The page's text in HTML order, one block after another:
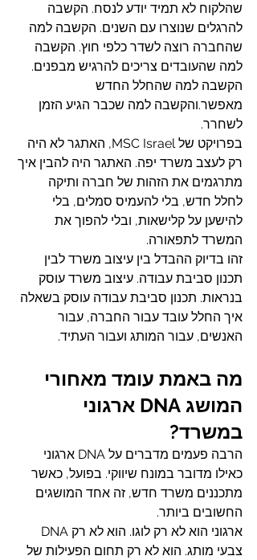
שהלקוח לא תמיד יודע לנסח. הקשבה
להרגלים שנוצרו עם השנים. הקשבה למה
שהחברה רוצה לשדר כלפי חוץ. הקשבה
למה שהעובדים צריכים להרגיש מבפנים.
הקשבה למה שהחלל החדש
מאפשר.והקשבה למה שכבר הגיע הזמן
לשחרר.
בפרויקט של MSC Israel, האתגר לא היה
רק לעצב משרד יפה. האתגר היה להבין איך
מתרגמים את הזהות של חברה ותיקה
לחלל חדש, בלי להעמיס סמלים, בלי
להישען על קלישאות, ובלי להפוך את
המשרד לתפאורה.
זהו בדיוק ההבדל בין עיצוב משרד לבין
תכנון סביבת עבודה. עיצוב משרד עוסק
בנראות. תכנון סביבת עבודה עוסק בשאלה
איך החלל עובד עבור החברה, עבור
האנשים, עבור המותג ועבור העתיד.
מה באמת עומד מאחורי
המושג DNA ארגוני
במשרד?
הרבה פעמים מדברים על DNA ארגוני
כאילו מדובר במונח שיווקי. בפועל, כאשר
מתכננים משרד חדש, זה אחד המושגים
החשובים ביותר.
צבעי מותג. הוא לא רק תחום הפעילות של